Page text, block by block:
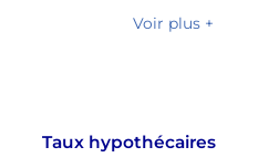
Voir plus +
Taux hypothécaires